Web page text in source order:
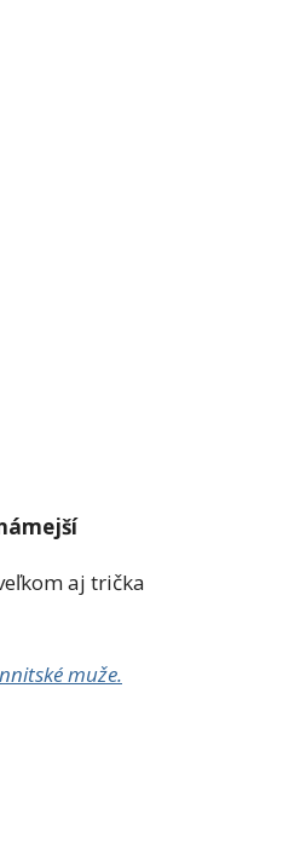
aj trička
muže.